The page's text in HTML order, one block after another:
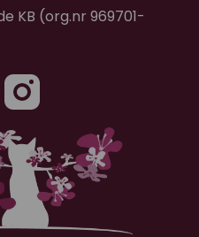
KB (org.nr 969701-